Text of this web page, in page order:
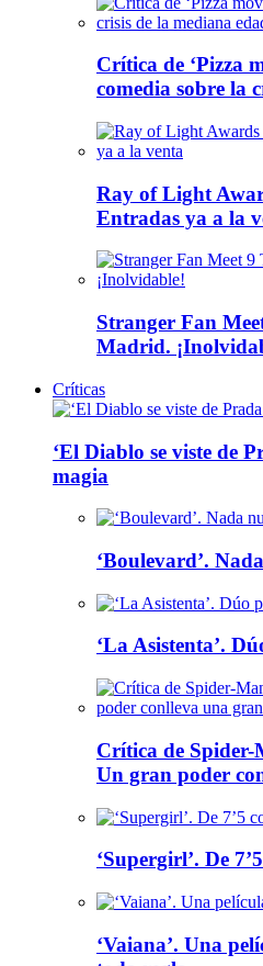
Crítica de ‘Pizza
comedia sobre la
Ray of Light
Entradas ya a la
Stranger Fan
Madrid.
Críticas
‘El Diablo se viste de
magia
‘Boulevard’.
‘La Asistenta’.
Crítica de
Un gran poder
‘Supergirl’. De
‘Vaiana’. Una